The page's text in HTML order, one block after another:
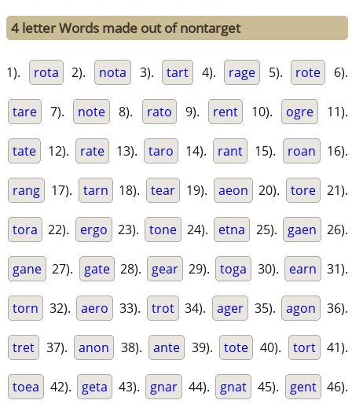
4 letter Words made out of nontarget
1). rota 2). nota 3). tart 4). rage 5). rote 6).
tare 7). note 8). rato 9). rent 10). ogre 11).
tate 12). rate 13). taro 14). rant 15). roan 16).
rang 17). tarn 18). tear 19). aeon 20). tore 21).
tora 22). ergo 23). tone 24). etna 25). gaen 26).
gane 27). gate 28). gear 29). toga 30). earn 31).
torn 32). aero 33). trot 34). ager 35). agon 36).
tret 37). anon 38). ante 39). tote 40). tort 41).
toea 42). geta 43). gnar 44). gnat 45). gent 46).